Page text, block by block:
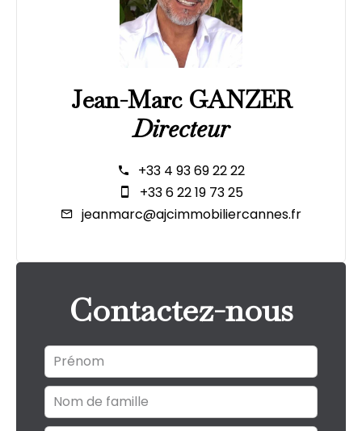
Jean-Marc GANZER
Directeur
+33 4 93 69 22 22
+33 6 22 19 73 25
jeanmarc@ajcimmobiliercannes.fr
Contactez-nous